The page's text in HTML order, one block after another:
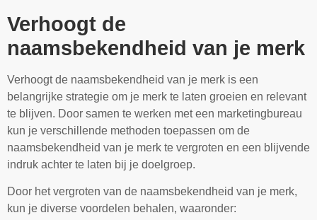
Verhoogt de
naamsbekendheid van je merk
Verhoogt de naamsbekendheid van je merk is een
belangrijke strategie om je merk te laten groeien en relevant
te blijven. Door samen te werken met een marketingbureau
kun je verschillende methoden toepassen om de
naamsbekendheid van je merk te vergroten en een blijvende
indruk achter te laten bij je doelgroep.
Door het vergroten van de naamsbekendheid van je merk,
kun je diverse voordelen behalen, waaronder: